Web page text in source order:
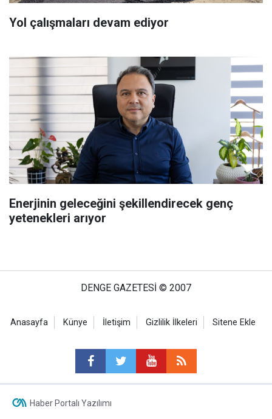
Yol çalışmaları devam ediyor
Enerjinin geleceğini şekillendirecek genç
yetenekleri arıyor
DENGE GAZETESİ © 2007
Anasayfa Künye İletişim Gizlilik İlkeleri Sitene Ekle
Haber Portalı Yazılımı